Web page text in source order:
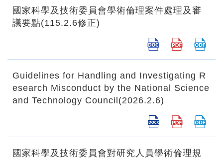
國家科學及技術委員會學術倫理案件處理及審
議要點(115.2.6修正)
Guidelines for Handling and Investigating R
esearch Misconduct by the National Science
and Technology Council(2026.2.6)
國家科學及技術委員會對研究人員學術倫理規